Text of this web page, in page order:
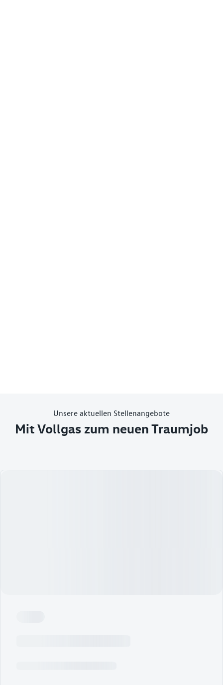
Unsere aktuellen Stellenangebote
Mit Vollgas zum neuen Traumjob